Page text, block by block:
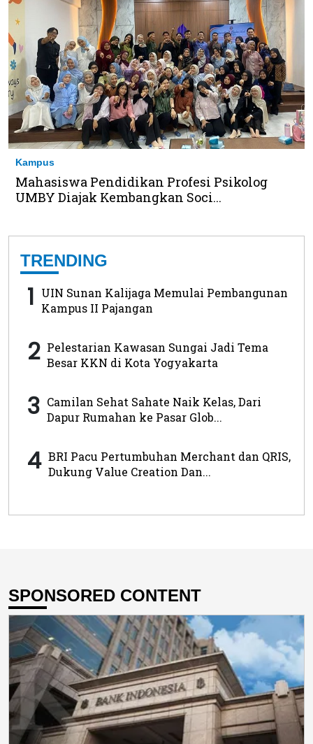
Kampus
Mahasiswa Pendidikan Profesi Psikolog
UMBY Diajak Kembangkan Soci...
TRENDING
1 UIN Sunan Kalijaga Memulai Pembangunan
Kampus II Pajangan
2 Pelestarian Kawasan Sungai Jadi Tema
Besar KKN di Kota Yogyakarta
3 Camilan Sehat Sahate Naik Kelas, Dari
Dapur Rumahan ke Pasar Glob...
4 BRI Pacu Pertumbuhan Merchant dan QRIS,
Dukung Value Creation Dan...
SPONSORED CONTENT